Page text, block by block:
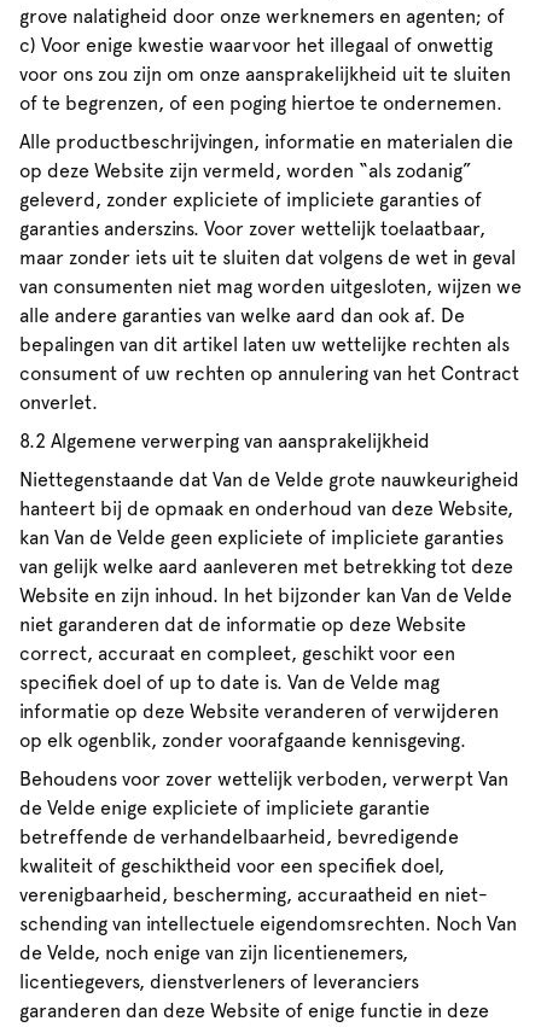
grove nalatigheid door onze werknemers en agenten; of
c) Voor enige kwestie waarvoor het illegaal of onwettig
voor ons zou zijn om onze aansprakelijkheid uit te sluiten
of te begrenzen, of een poging hiertoe te ondernemen.
Alle productbeschrijvingen, informatie en materialen die
op deze Website zijn vermeld, worden “als zodanig”
geleverd, zonder expliciete of impliciete garanties of
garanties anderszins. Voor zover wettelijk toelaatbaar,
maar zonder iets uit te sluiten dat volgens de wet in geval
van consumenten niet mag worden uitgesloten, wijzen we
alle andere garanties van welke aard dan ook af. De
bepalingen van dit artikel laten uw wettelijke rechten als
consument of uw rechten op annulering van het Contract
onverlet.
8.2 Algemene verwerping van aansprakelijkheid
Niettegenstaande dat Van de Velde grote nauwkeurigheid
hanteert bij de opmaak en onderhoud van deze Website,
kan Van de Velde geen expliciete of impliciete garanties
van gelijk welke aard aanleveren met betrekking tot deze
Website en zijn inhoud. In het bijzonder kan Van de Velde
niet garanderen dat de informatie op deze Website
correct, accuraat en compleet, geschikt voor een
specifiek doel of up to date is. Van de Velde mag
informatie op deze Website veranderen of verwijderen
op elk ogenblik, zonder voorafgaande kennisgeving.
Behoudens voor zover wettelijk verboden, verwerpt Van
de Velde enige expliciete of impliciete garantie
betreffende de verhandelbaarheid, bevredigende
kwaliteit of geschiktheid voor een specifiek doel,
verenigbaarheid, bescherming, accuraatheid en niet-
schending van intellectuele eigendomsrechten. Noch Van
de Velde, noch enige van zijn licentienemers,
licentiegevers, dienstverleners of leveranciers
garanderen dan deze Website of enige functie in deze